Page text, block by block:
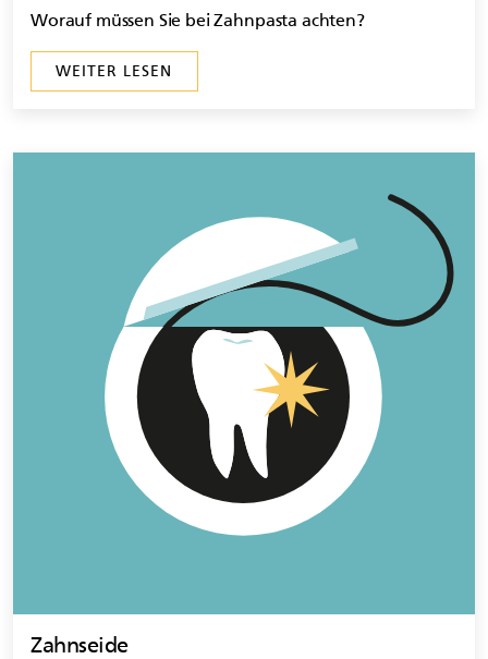
Worauf müssen Sie bei Zahnpasta achten?
WEITER LESEN
Zahnseide